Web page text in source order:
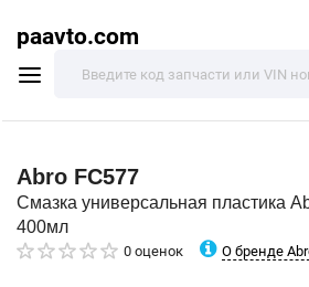
paavto.com
Abro FC577
Смазка универсальная пластика
400мл
0 оценок О бренде